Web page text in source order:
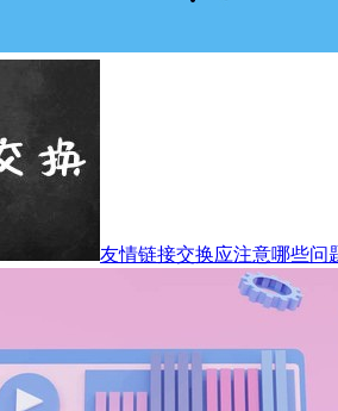
友情链接交换应注意哪些问